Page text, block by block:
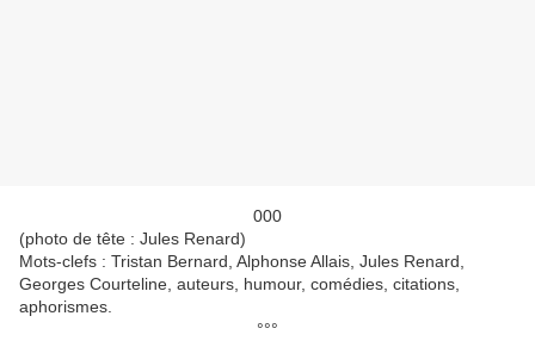
000
(photo de tête : Jules Renard)
Mots-clefs : Tristan Bernard, Alphonse Allais, Jules Renard,
Georges Courteline, auteurs, humour, comédies, citations,
aphorismes.
°°°